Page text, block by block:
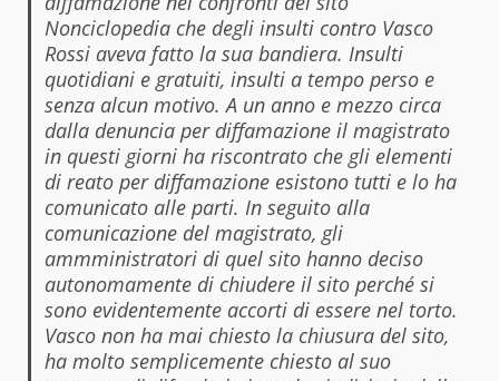
Nonciclopedia che degli insulti contro Vasco
Rossi aveva fatto la sua bandiera. Insulti
quotidiani e gratuiti, insulti a tempo perso e
senza alcun motivo.A un anno e mezzo circa
dalla denuncia per diffamazione il magistrato
in questi giorni ha riscontrato che gli elementi
di reato per diffamazione esistono tutti e lo ha
comunicato alle parti. In seguito alla
comunicazione del magistrato, gli
ammministratori di quel sito hanno deciso
autonomamente di chiudere il sito perché si
sono evidentemente accorti di essere nel torto.
Vasco non ha mai chiesto la chiusura del sito,
ha molto semplicemente chiesto al suo